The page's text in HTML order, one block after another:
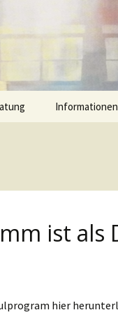
ist als
hier